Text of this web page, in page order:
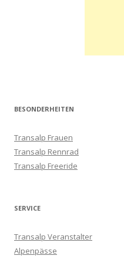
BESONDERHEITEN
Transalp Frauen
Transalp Rennrad
Transalp Freeride
SERVICE
Transalp Veranstalter
Alpenpässe